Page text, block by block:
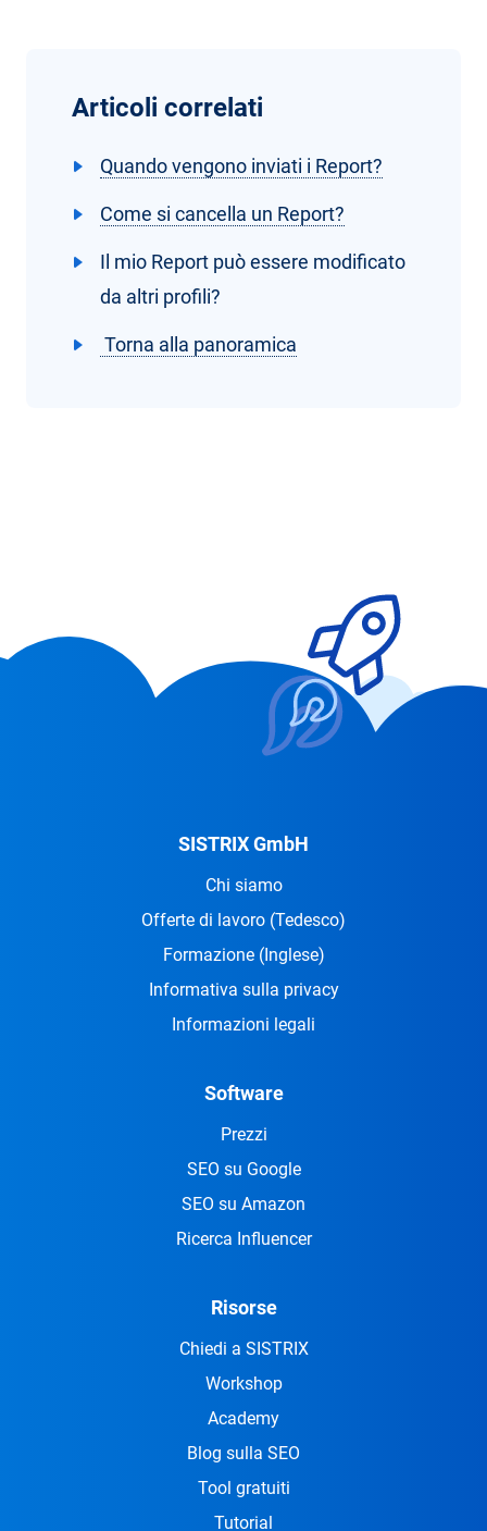
Articoli correlati
Quando vengono inviati i Report?
Come si cancella un Report?
Il mio Report può essere modificato
da altri profili?
Torna alla panoramica
SISTRIX GmbH
Chi siamo
Offerte di lavoro (Tedesco)
Formazione (Inglese)
Informativa sulla privacy
Informazioni legali
Software
Prezzi
SEO su Google
SEO su Amazon
Ricerca Influencer
Risorse
Chiedi a SISTRIX
Workshop
Academy
Blog sulla SEO
Tool gratuiti
Tutorial